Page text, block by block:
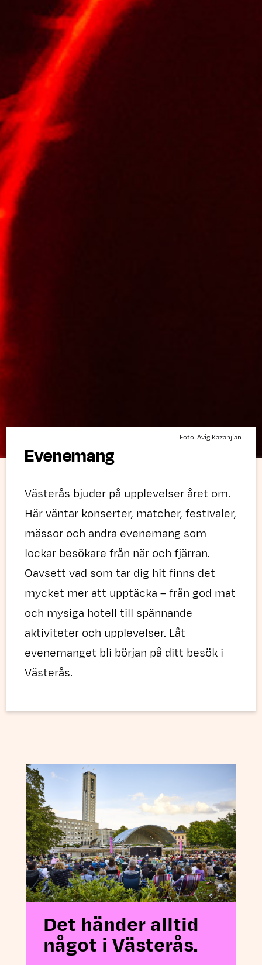
Foto: Avig Kazanjian
Evenemang
Västerås bjuder på upplevelser året om.
Här väntar konserter, matcher, festivaler,
mässor och andra evenemang som
lockar besökare från när och fjärran.
Oavsett vad som tar dig hit finns det
mycket mer att upptäcka – från god mat
och mysiga hotell till spännande
aktiviteter och upplevelser. Låt
evenemanget bli början på ditt besök i
Västerås.
Det händer alltid
något i Västerås.